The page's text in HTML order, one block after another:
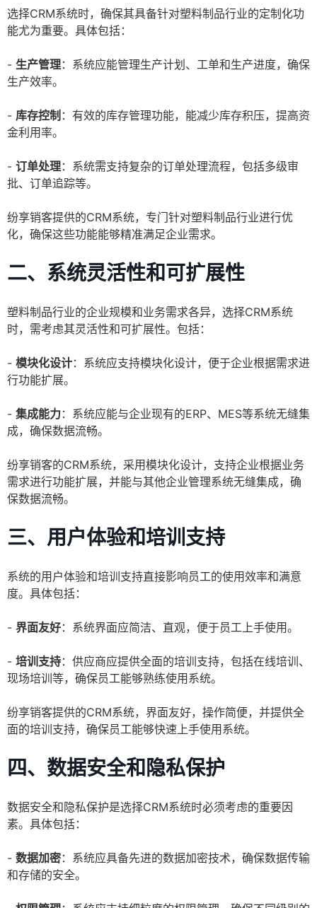
选择CRM系统时，确保其具备针对塑料制品行业的定制化功
能尤为重要。具体包括：
- 生产管理：系统应能管理生产计划、工单和生产进度，确保
生产效率。
- 库存控制 ：有效的库存管理功能，能减少库存积压，提高资
金利用率。
- 订单处理：系统需支持复杂的订单处理流程，包括多级审
批、订单追踪等。
纷享销客提供的CRM系统，专门针对塑料制品行业进行优
化，确保这些功能能够精准满足企业需求。
二、系统灵活性和可扩展性
塑料制品行业的企业规模和业务需求各异，选择CRM系统
时，需考虑其灵活性和可扩展性。包括：
- 模块化设计：系统应支持模块化设计，便于企业根据需求进
行功能扩展。
- 集成能力：系统应能与企业现有的ERP、MES等系统无缝集
成，确保数据流畅。
纷享销客的CRM系统，采用模块化设计，支持企业根据业务
需求进行功能扩展，并能与其他企业管理系统无缝集成，确
保数据流畅。
三、用户体验和培训支持
系统的用户体验和培训支持直接影响员工的使用效率和满意
度。具体包括：
- 界面友好：系统界面应简洁、直观，便于员工上手使用。
- 培训支持：供应商应提供全面的培训支持，包括在线培训、
现场培训等，确保员工能够熟练使用系统。
纷享销客提供的CRM系统，界面友好，操作简便，并提供全
面的培训支持，确保员工能够快速上手使用系统。
四、数据安全和隐私保护
数据安全和隐私保护是选择CRM系统时必须考虑的重要因
素。具体包括：
- 数据加密：系统应具备先进的数据加密技术，确保数据传输
和存储的安全。